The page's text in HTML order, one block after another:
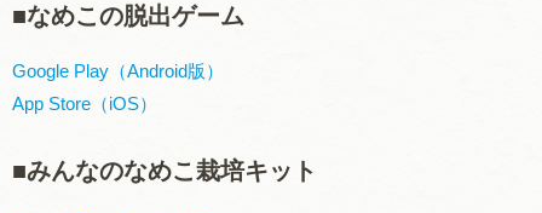
■なめこの脱出ゲーム
Google Play（Android版）
App Store（iOS）
■みんなのなめこ栽培キット